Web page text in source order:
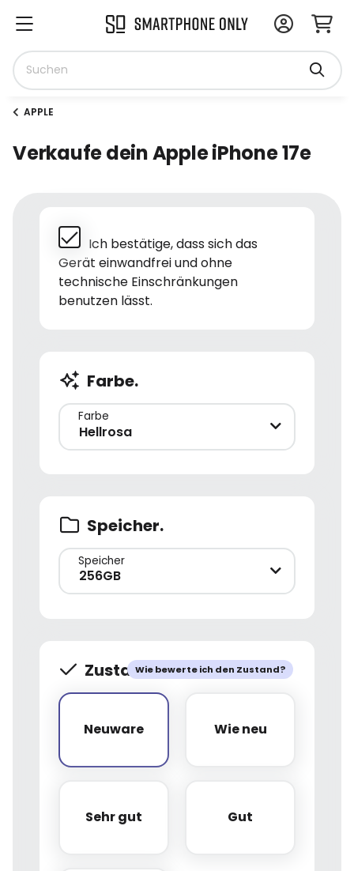
APPLE
Verkaufe dein Apple iPhone 17e
Ich bestätige, dass sich das
Gerät einwandfrei und ohne
technische Einschränkungen
benutzen lässt.
Farbe.
Farbe
Hellrosa
Speicher.
Speicher
256GB
Wie bewerte ich den Zustand?
Zustand.
Neuware
Neuware Wie neu
Wie neu
Sehr gut
Sehr gut Gut
Gut